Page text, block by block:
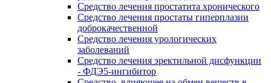
Средство лечения простатита хронического
Средство лечения простаты гиперплазии
доброкачественной
Средство лечения урологических
заболеваний
Средство лечения эректильной дисфункции
- ФДЭ5-ингибитор